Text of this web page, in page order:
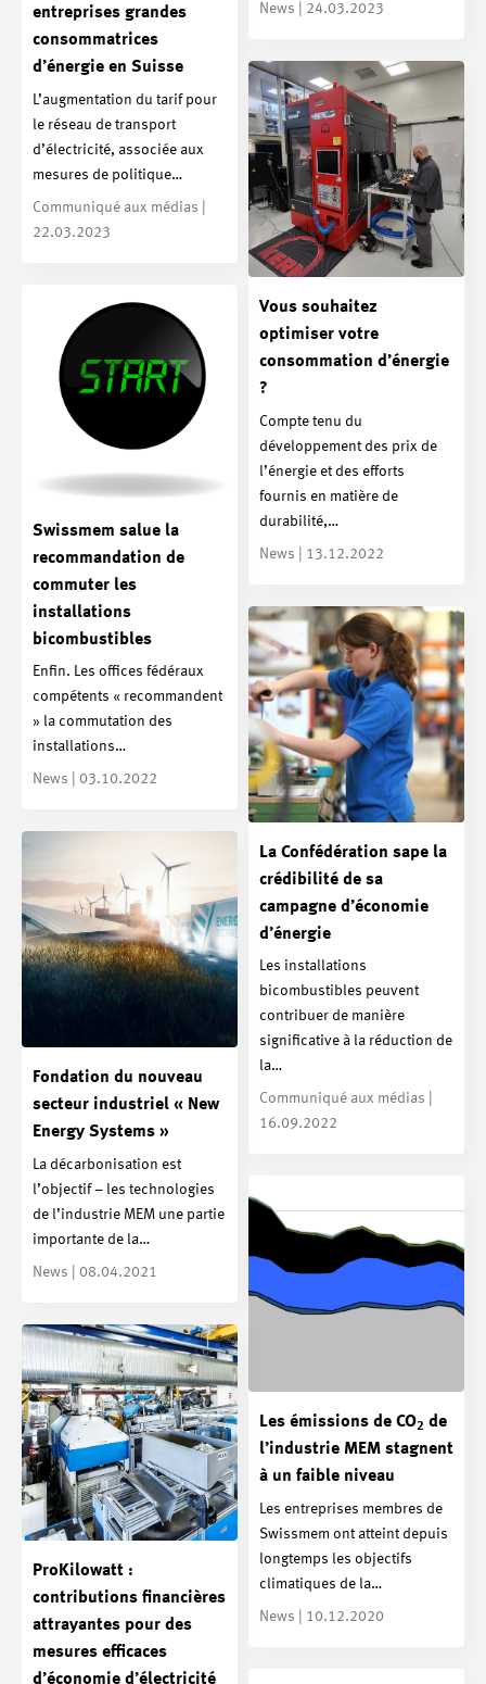
News | 24.03.2023
entreprises grandes
consommatrices
d’énergie en Suisse
L’augmentation du tarif pour
le réseau de transport
d’électricité, associée aux
mesures de politique…
Communiqué aux médias |
22.03.2023
Vous souhaitez
optimiser votre
consommation d’énergie
?
Compte tenu du
développement des prix de
l’énergie et des efforts
fournis en matière de
durabilité,…
News | 13.12.2022
Swissmem salue la
recommandation de
commuter les
installations
bicombustibles
Enfin. Les offices fédéraux
compétents « recommandent
» la commutation des
installations…
News | 03.10.2022
La Confédération sape la
crédibilité de sa
campagne d’économie
d’énergie
Les installations
bicombustibles peuvent
contribuer de manière
significative à la réduction de
la…
Communiqué aux médias |
16.09.2022
Fondation du nouveau
secteur industriel « New
Energy Systems »
La décarbonisation est
l’objectif – les technologies
de l’industrie MEM une partie
importante de la…
News | 08.04.2021
Les émissions de CO2 de
l’industrie MEM stagnent
à un faible niveau
Les entreprises membres de
Swissmem ont atteint depuis
longtemps les objectifs
climatiques de la…
News | 10.12.2020
ProKilowatt :
contributions financières
attrayantes pour des
mesures efficaces
d’économie d’électricité